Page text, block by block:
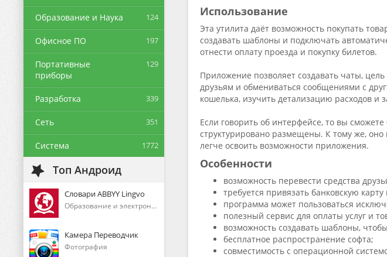
Образование и Наука 124
Офисное ПО 197
Портативные
приборы
129
Разработка 339
Сеть 351
Система 1772
Топ Андроид
Словари ABBYY Lingvo
Образование и электронные книги
Камера Переводчик
Фотография
Использование
Эта утилита даёт возможность покупать
создавать шаблоны и подключать
отнести оплату проезда и покупку билетов.
Приложение позволяет создавать чаты,
друзьям и обмениваться сообщениями с
кошелька, изучить детализацию расходов и
Если говорить об интерфейсе, то вы
структурировано размещены. К тому же, оно
легче освоить возможности приложения.
Особенности
возможность перевести средства
требуется привязать банковскую
программа может пользоваться
полезный сервис для оплаты услуг и
возможность создавать шаблоны,
бесплатное распространение софта;
совместимость с операционной